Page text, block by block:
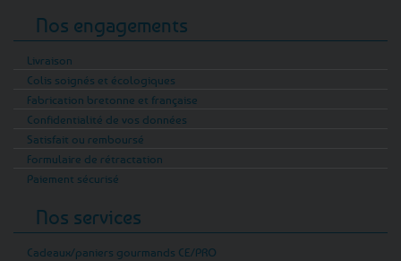
Nos engagements
Livraison
Colis soignés et écologiques
Fabrication bretonne et française
Confidentialité de vos données
Satisfait ou remboursé
Formulaire de rétractation
Paiement sécurisé
Nos services
Cadeaux/paniers gourmands CE/PRO